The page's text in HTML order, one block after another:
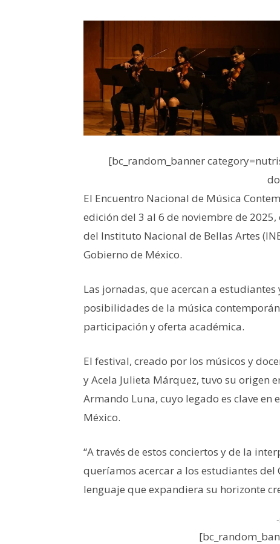
[bc_random_banner
El Encuentro Nacional de Música
edición del 3 al 6 de noviembre de
del Instituto Nacional de Bellas Artes
Gobierno de México.
Las jornadas, que acercan a
posibilidades de la música
participación y oferta académica.
El festival, creado por los músicos y
y Acela Julieta Márquez, tuvo su origen
Armando Luna, cuyo legado es clave
México.
“A través de estos conciertos y de la
queríamos acercar a los estudiantes
lenguaje que expandiera su horizonte
-